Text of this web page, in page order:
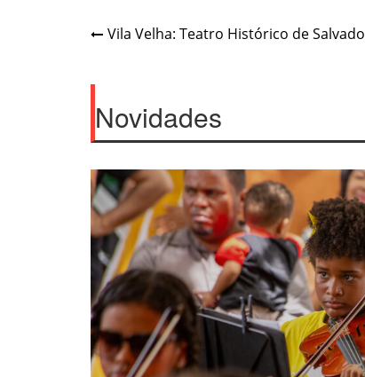
Navegação
Post
Vila Velha: Teatro Histórico de
Novidades